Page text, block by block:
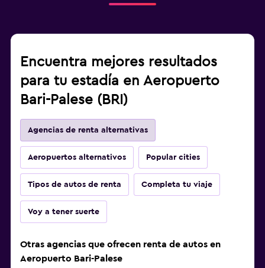
Encuentra mejores resultados
para tu estadía en Aeropuerto
Bari-Palese (BRI)
Agencias de renta alternativas
Aeropuertos alternativos Popular cities
Tipos de autos de renta Completa tu viaje
Voy a tener suerte
Otras agencias que ofrecen renta de autos en
Aeropuerto Bari-Palese